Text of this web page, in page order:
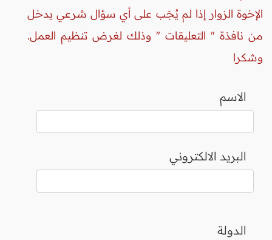
الإخوة الزوار إذا لم يُجَب على أي سؤال شرعي يدخل
من نافذة " التعليقات " وذلك لغرض تنظيم العمل.
وشكرا
الاسم
البريد الالكتروني
الدولة